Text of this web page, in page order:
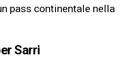
pass continentale nella
Sarri